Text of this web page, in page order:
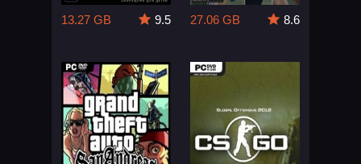
13.27 GB
9.5
27.06 GB
8.6